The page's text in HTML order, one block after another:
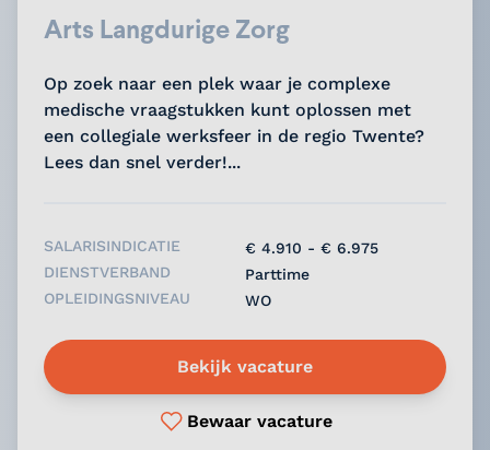
Arts Langdurige Zorg
Op zoek naar een plek waar je complexe
medische vraagstukken kunt oplossen met
een collegiale werksfeer in de regio Twente?
Lees dan snel verder!...
SALARISINDICATIE
€ 4.910 - € 6.975
DIENSTVERBAND
Parttime
OPLEIDINGSNIVEAU
WO
Bekijk vacature
Bewaar vacature